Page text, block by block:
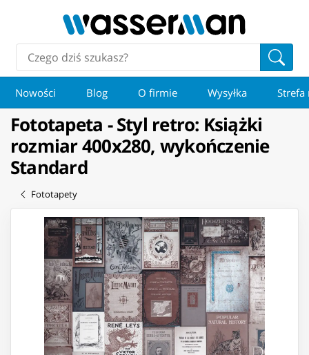
Nowości Blog O firmie Wysyłka Strefa
Fototapeta - Styl retro: Książki
rozmiar 400x280, wykończenie
Standard
Fototapety